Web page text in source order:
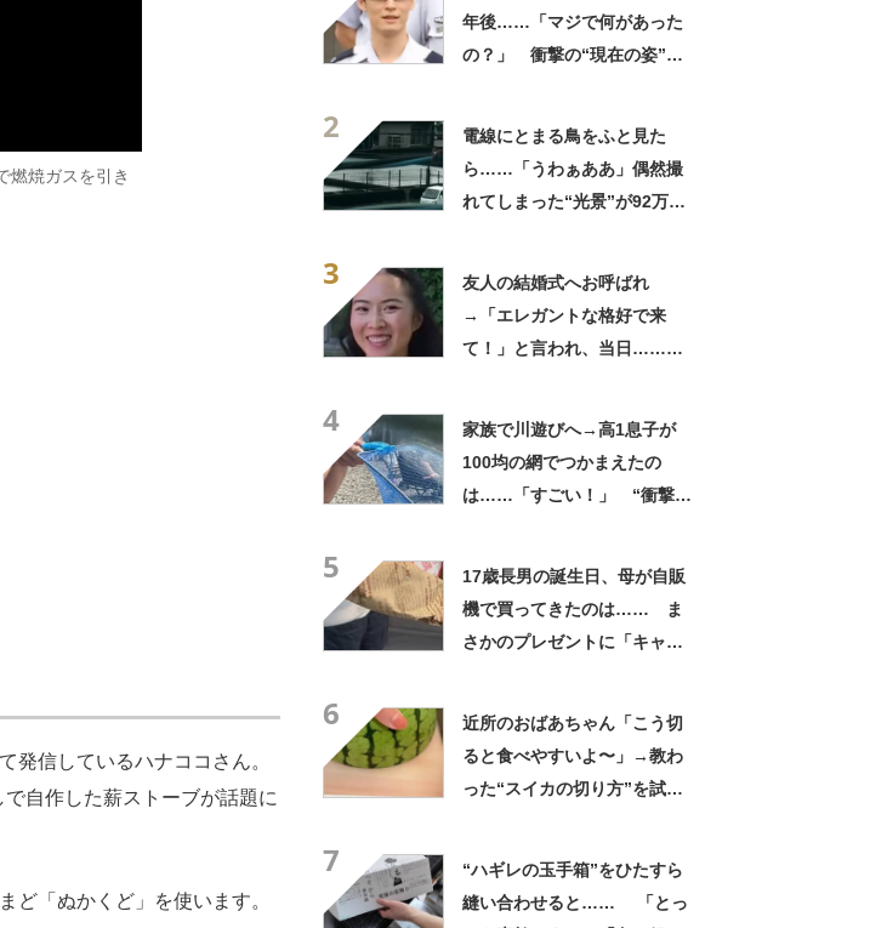
燃焼ガスを引き
信しているハナココさん。
自作した薪ストーブが話題に
「ぬかくど」を使います。
年後……「マジで何があった
の？」 衝撃の“現在の姿”が
2
電線にとまる鳥をふと見た
ら……「うわぁああ」偶然撮
れてしまった“光景”が92万再
3
友人の結婚式へお呼ばれ
→「エレガントな格好で来
て！」と言われ、当日……ま
4
家族で川遊びへ→高1息子が
100均の網でつかまえたの
は……「すごい！」 “衝撃の
5
17歳長男の誕生日、母が自販
機で買ってきたのは…… ま
さかのプレゼントに「キャー
6
近所のおばあちゃん「こう切
ると食べやすいよ〜」→教わ
った“スイカの切り方”を試し
7
“ハギレの玉手箱”をひたすら
縫い合わせると…… 「とっ